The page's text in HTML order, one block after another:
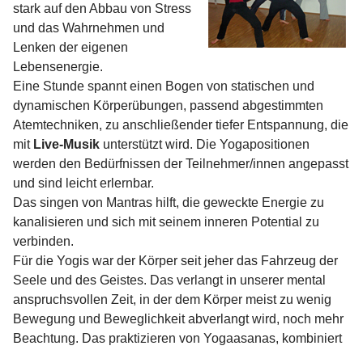
stark auf den Abbau von Stress
und das Wahrnehmen und
Lenken der eigenen
Lebensenergie.
Eine Stunde spannt einen Bogen von statischen und
dynamischen Körperübungen, passend abgestimmten
Atemtechniken, zu anschließender tiefer Entspannung, die
mit Live-Musik unterstützt wird. Die Yogapositionen
werden den Bedürfnissen der Teilnehmer/innen angepasst
und sind leicht erlernbar.
Das singen von Mantras hilft, die geweckte Energie zu
kanalisieren und sich mit seinem inneren Potential zu
verbinden.
Für die Yogis war der Körper seit jeher das Fahrzeug der
Seele und des Geistes. Das verlangt in unserer mental
anspruchsvollen Zeit, in der dem Körper meist zu wenig
Bewegung und Beweglichkeit abverlangt wird, noch mehr
Beachtung. Das praktizieren von Yogaasanas, kombiniert